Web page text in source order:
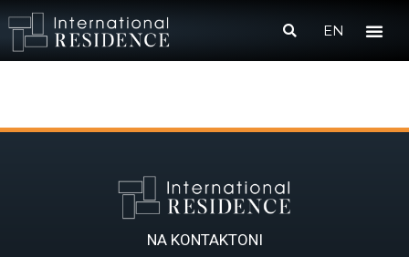
EN
NA KONTAKTONI